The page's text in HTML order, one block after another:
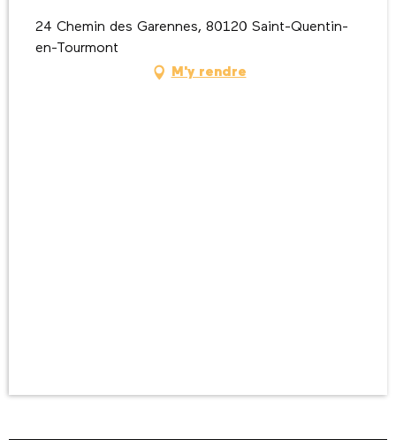
24 Chemin des Garennes, 80120 Saint-Quentin-
en-Tourmont
M'y rendre